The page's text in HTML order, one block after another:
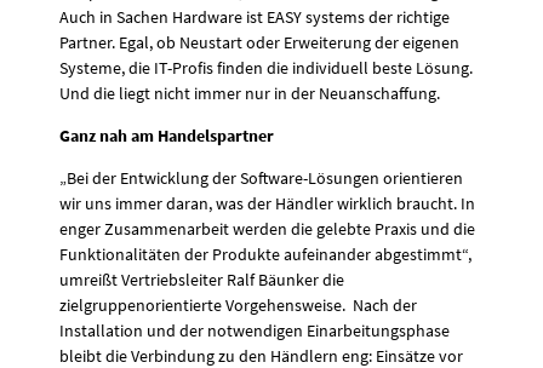
Auch in Sachen Hardware ist EASY systems der richtige
Partner. Egal, ob Neustart oder Erweiterung der eigenen
Systeme, die IT-Profis finden die individuell beste Lösung.
Und die liegt nicht immer nur in der Neuanschaffung.
Ganz nah am Handelspartner
„Bei der Entwicklung der Software-Lösungen orientieren
wir uns immer daran, was der Händler wirklich braucht. In
enger Zusammenarbeit werden die gelebte Praxis und die
Funktionalitäten der Produkte aufeinander abgestimmt“,
umreißt Vertriebsleiter Ralf Bäunker die
zielgruppenorientierte Vorgehensweise. Nach der
Installation und der notwendigen Einarbeitungsphase
bleibt die Verbindung zu den Händlern eng: Einsätze vor